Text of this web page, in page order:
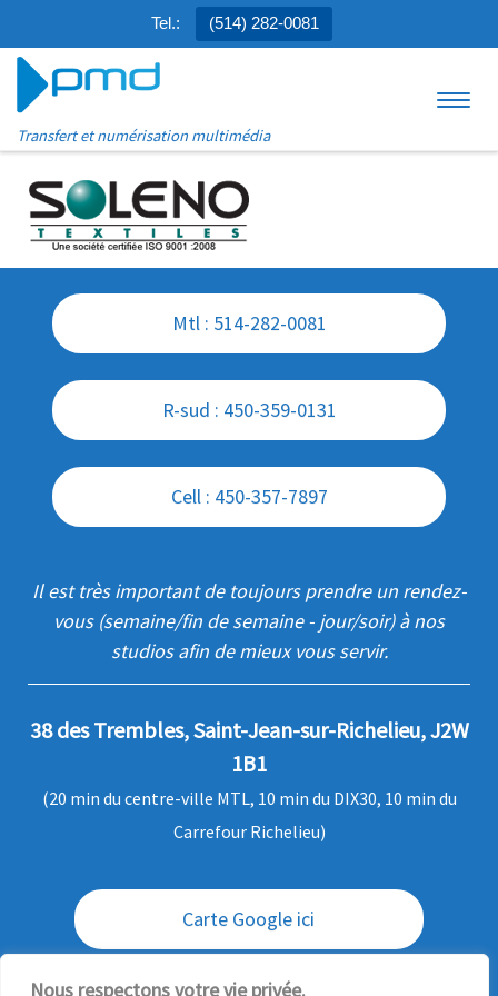
Tel.: (514) 282-0081
Nous respectons votre vie privée.
Transfert et numérisation multimédia
Mtl : 514-282-0081
R-sud : 450-359-0131
Cell : 450-357-7897
Il est très important de toujours prendre un rendez-
vous (semaine/fin de semaine - jour/soir) à nos
studios afin de mieux vous servir.
38 des Trembles, Saint-Jean-sur-Richelieu, J2W
1B1
(20 min du centre-ville MTL, 10 min du DIX30, 10 min du
Carrefour Richelieu)
Carte Google ici
Envoi / livraison des commandes